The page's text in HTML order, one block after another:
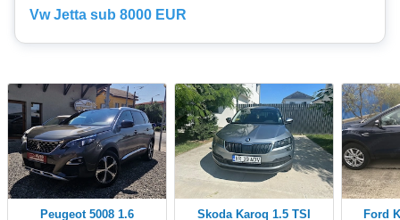
Vw Jetta sub 8000 EUR
Peugeot 5008 1.6 Skoda Karoq 1.5 TSI Ford Kuga 2017 Unic